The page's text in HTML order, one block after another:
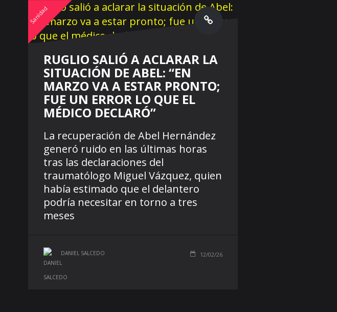
Sanidad
RUGLIO SALIÓ A ACLARAR LA
SITUACIÓN DE ABEL: “EN
MARZO VA A ESTAR PRONTO;
FUE UN ERROR LO QUE EL
MÉDICO DECLARÓ”
La recuperación de Abel Hernández
generó ruido en las últimas horas
tras las declaraciones del
traumatólogo Miguel Vázquez, quien
había estimado que el delantero
podría necesitar en torno a tres
meses
DANIEL SALCEDO 12/02/26